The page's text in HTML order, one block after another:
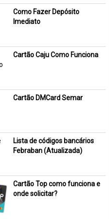
Como Fazer Depósito
Imediato
Cartão Caju Como Funciona
Cartão DMCard Semar
Lista de códigos bancários
Febraban (Atualizada)
Cartão Top como funciona e
onde solicitar?